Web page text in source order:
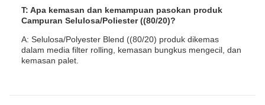
T: Apa kemasan dan kemampuan pasokan produk
Campuran Selulosa/Poliester ((80/20)?
A: Selulosa/Polyester Blend ((80/20) produk dikemas
dalam media filter rolling, kemasan bungkus mengecil, dan
kemasan palet.